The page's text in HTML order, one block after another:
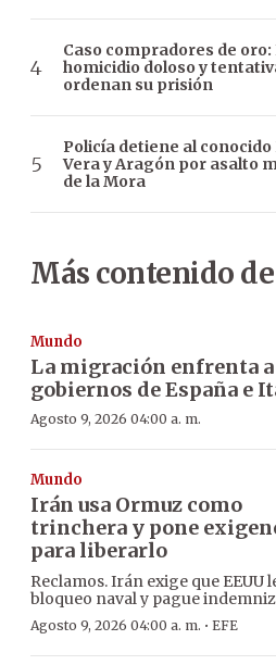
Caso compradores de
homicidio doloso y
ordenan su prisión
Policía detiene al
Vera y Aragón por asalto
de la Mora
Más contenido
Mundo
La migración enfrenta
gobiernos de España e
Agosto 9, 2026 04:00 a. m.
Mundo
Irán usa Ormuz como
trinchera y pone
para liberarlo
Reclamos. Irán exige que EEUU
bloqueo naval y pague
Agosto 9, 2026 04:00 a. m. · EFE